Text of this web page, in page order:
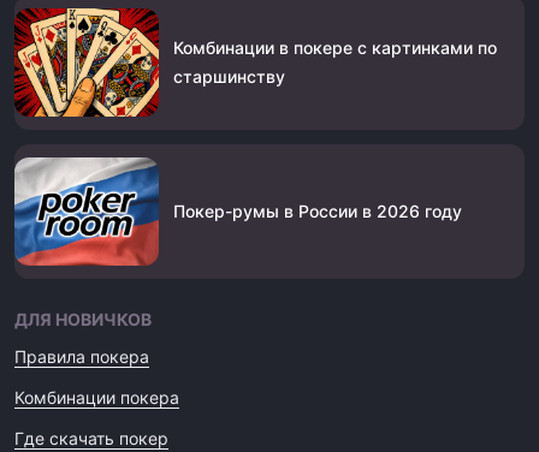
Комбинации в покере с картинками по
старшинству
Покер-румы в России в 2026 году
ДЛЯ НОВИЧКОВ
Правила покера
Комбинации покера
Где скачать покер